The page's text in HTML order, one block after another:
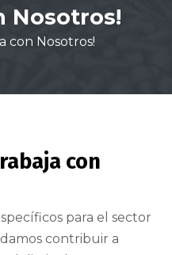
Nosotros!
con Nosotros!
con
para el sector
contribuir a